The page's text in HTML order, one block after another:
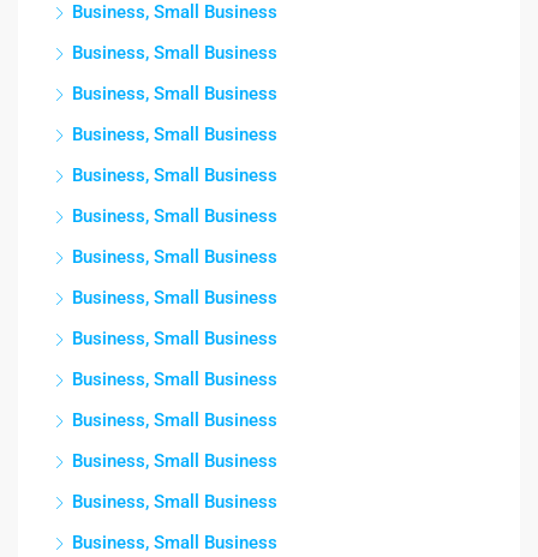
Business, Small Business
Business, Small Business
Business, Small Business
Business, Small Business
Business, Small Business
Business, Small Business
Business, Small Business
Business, Small Business
Business, Small Business
Business, Small Business
Business, Small Business
Business, Small Business
Business, Small Business
Business, Small Business